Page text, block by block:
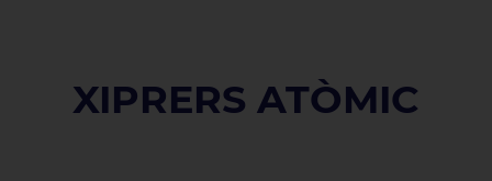
XIPRERS ATÒMIC